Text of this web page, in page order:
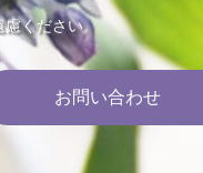
ください。
お問い合わせ